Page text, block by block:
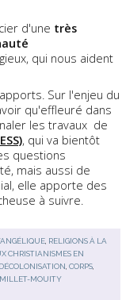
d'une très
qui nous aident
Sur l'enjeu du
qu'effleuré dans
les travaux de
, qui va bientôt
questions
mais aussi de
elle apporte des
à suivre.
, RELIGIONS À LA
CHRISTIANISMES EN
DÉCOLONISATION,CORPS,
MOUITY